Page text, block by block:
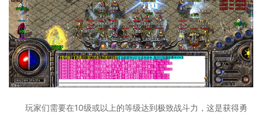
玩家们需要在10级或以上的等级达到极致战斗力，这是获得勇